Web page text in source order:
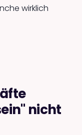
wirklich
nicht